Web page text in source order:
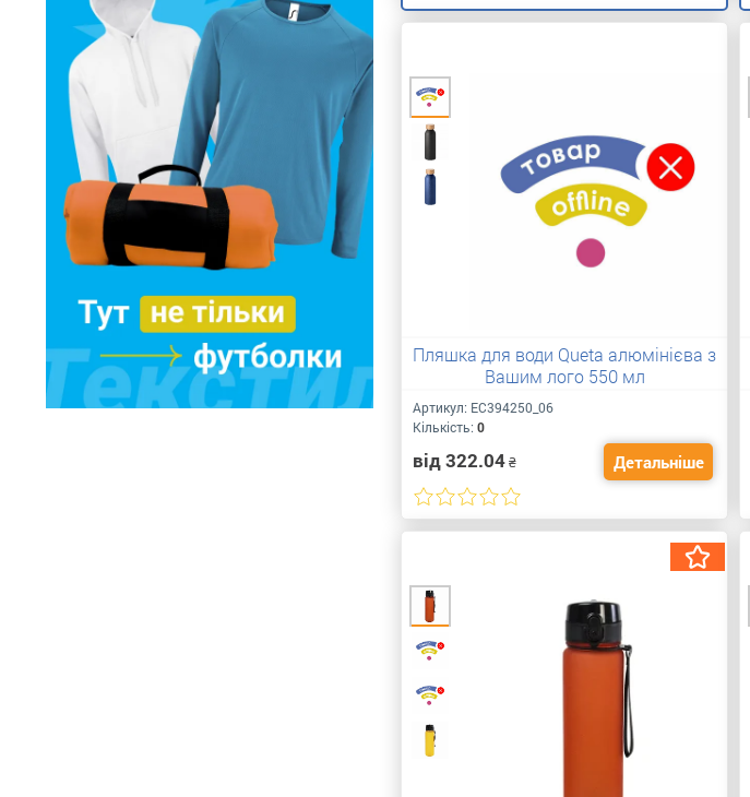
Пляшка для води Queta алюмінієва з
Вашим лого 550 мл
Артикул: ЕС394250_06
Кількість: 0
від 322.04₴ Детальніше